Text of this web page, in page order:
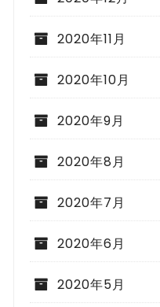
2020年11月
2020年10月
2020年9月
2020年8月
2020年7月
2020年6月
2020年5月